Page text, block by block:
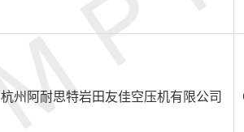
杭州阿耐思特岩田友佳空压机有限公司